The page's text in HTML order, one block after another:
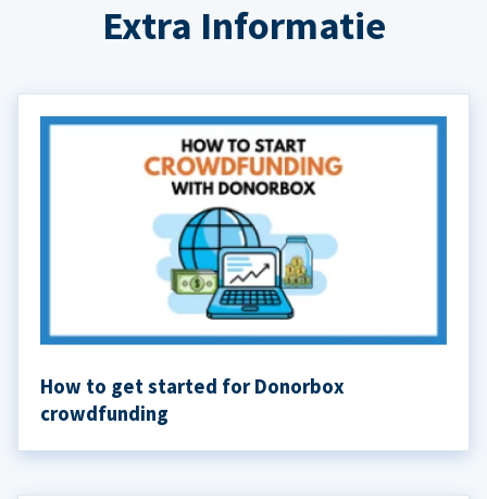
Extra Informatie
How to get started for Donorbox
crowdfunding